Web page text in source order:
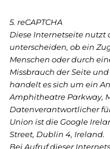
5. reCAPTCHA
Diese Internetseite nutzt
unterscheiden, ob ein
Menschen oder durch
Missbrauch der Seite
handelt es sich um ein
Amphitheatre Parkway,
Datenverantwortlicher
Union ist die Google
Street, Dublin 4, Ireland.
Bei Aufruf dieser